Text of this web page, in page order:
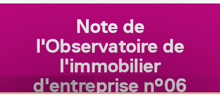
Note de
l'Observatoire de
l'immobilier
d'entreprise n°06